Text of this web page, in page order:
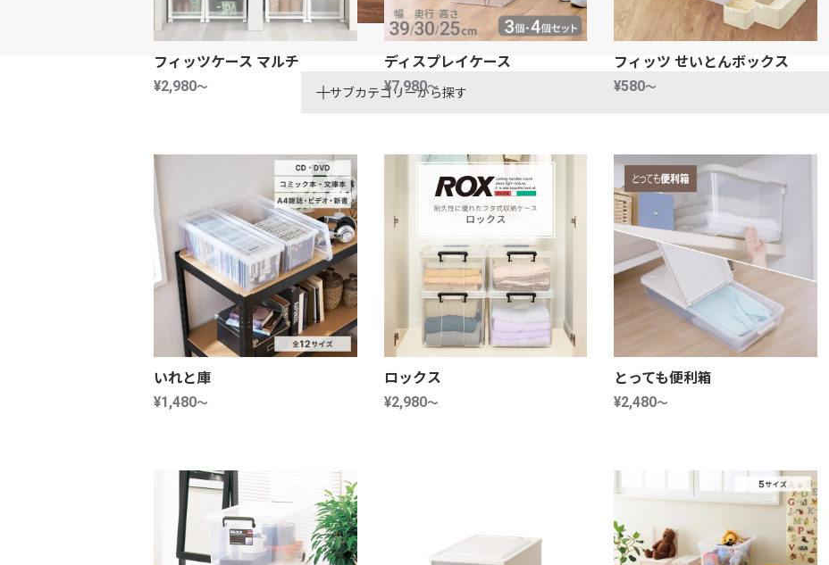
サブカテゴリーから探す
プラスチック収納ケース
布製収納ケース
大容量収納ケース
重ねられる収納ケース
折りたためる収納ケース
フィッツケース マルチ
¥2,980～
ディスプレイケース
¥7,980～
フィッツ せいとんボックス
¥580～
いれと庫
¥1,480～
ロックス
¥2,980～
とっても便利箱
¥2,480～